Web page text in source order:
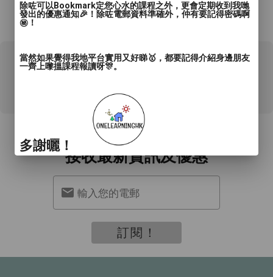
*所有資料只供參考，詳情請向商戶查詢。
0 用戶評論
訂閱我們
接收最新資訊及優惠
輸入您的電郵
訂閱！
除咗可以Bookmark定您心水的課程之外，更會定期收到我哋
發出的優惠通知🎉！除咗電郵資料準確外，仲有要記得密碼啊
㊙️！
當然如果覺得我地平台實用又好睇🥇，都要記得介紹身邊朋友
一齊上嚟搵課程報讀呀🎊。
多謝曬！